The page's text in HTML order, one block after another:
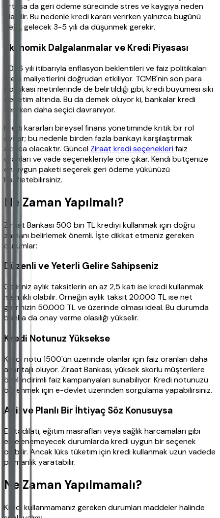
artırsa da geri ödeme sürecinde stres ve kaygıya neden
olabilir. Bu nedenle kredi kararı verirken yalnızca bugünü
değil, gelecek 3-5 yılı da düşünmek gerekir.
Ekonomik Dalgalanmalar ve Kredi Piyasası
2026 yılı itibarıyla enflasyon beklentileri ve faiz politikaları
kredi maliyetlerini doğrudan etkiliyor. TCMB'nin son para
politikası metinlerinde de belirtildiği gibi, kredi büyümesi sıkı
denetim altında. Bu da demek oluyor ki, bankalar kredi
verirken daha seçici davranıyor.
Kredi kararları bireysel finans yönetiminde kritik bir rol
oynar; bu nedenle birden fazla bankayı karşılaştırmak
akıllıca olacaktır. Güncel Ziraat kredi seçeneklerifaiz
oranları ve vade seçenekleriyle öne çıkar. Kendi bütçenize
en uygun paketi seçerek geri ödeme yükünüzü
hafifletebilirsiniz.
Ne Zaman Yapılmalı?
Ziraat Bankası 500 bin TL krediyi kullanmak için doğru
zamanı belirlemek önemli. İşte dikkat etmeniz gereken
durumlar:
Düzenli ve Yeterli Gelire Sahipseniz
Geliriniz aylık taksitlerin en az 2,5 katı ise kredi kullanmak
mantıklı olabilir. Örneğin aylık taksit 20.000 TL ise net
gelirinizin 50.000 TL ve üzerinde olması ideal. Bu durumda
banka da onay verme olasılığı yükselir.
Kredi Notunuz Yüksekse
Kredi notu 1500'ün üzerinde olanlar için faiz oranları daha
avantajlı oluyor. Ziraat Bankası, yüksek skorlu müşterilere
özel indirimli faiz kampanyaları sunabiliyor. Kredi notunuzu
öğrenmek için e-devlet üzerinden sorgulama yapabilirsiniz.
Acil ve Planlı Bir İhtiyaç Söz Konusuysa
Ev tadilatı, eğitim masrafları veya sağlık harcamaları gibi
ertelenemeyecek durumlarda kredi uygun bir seçenek
olabilir. Ancak lüks tüketim için kredi kullanmak uzun vadede
pişmanlık yaratabilir.
Ne Zaman Yapılmamalı?
Kredi kullanmamanız gereken durumları maddeler halinde